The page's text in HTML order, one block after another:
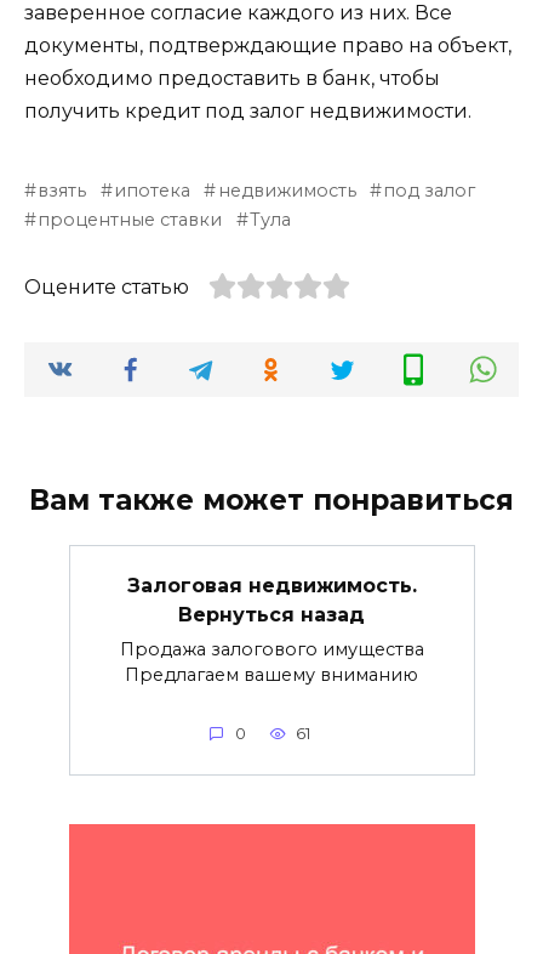
заверенное согласие каждого из них. Все
документы, подтверждающие право на объект,
необходимо предоставить в банк, чтобы
получить кредит под залог недвижимости.
взять ипотека недвижимость
под залог
процентные ставки
Тула
Оцените статью
Вам также может понравиться
Залоговая недвижимость.
Вернуться назад
Продажа залогового имущества
Предлагаем вашему вниманию
0 61